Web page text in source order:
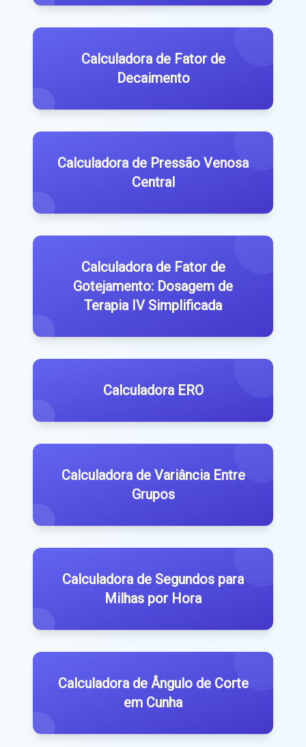
Calculadora de Fator de
Decaimento
Calculadora de Pressão Venosa
Central
Calculadora de Fator de
Gotejamento: Dosagem de
Terapia IV Simplificada
Calculadora ERO
Calculadora de Variância Entre
Grupos
Calculadora de Segundos para
Milhas por Hora
Calculadora de Ângulo de Corte
em Cunha